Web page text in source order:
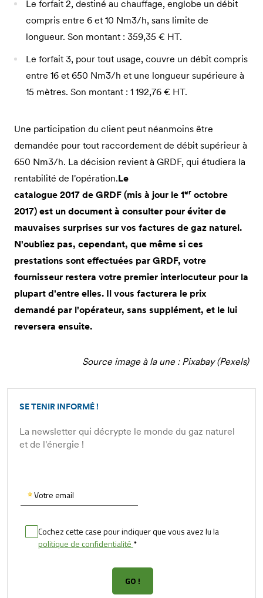
Le forfait 2, destiné au chauffage, englobe un débit
compris entre 6 et 10 Nm3/h, sans limite de
longueur. Son montant : 359,35 € HT.
Le forfait 3, pour tout usage, couvre un débit compris
entre 16 et 650 Nm3/h et une longueur supérieure à
15 mètres. Son montant : 1 192,76 € HT.
Une participation du client peut néanmoins être
demandée pour tout raccordement de débit supérieur à
650 Nm3/h. La décision revient à GRDF, qui étudiera la
rentabilité de l'opération.Le
catalogue 2017 de GRDF (mis à jour le 1er octobre
2017) est un document à consulter pour éviter de
mauvaises surprises sur vos factures de gaz naturel.
N'oubliez pas, cependant, que même si ces
prestations sont effectuées par GRDF, votre
fournisseur restera votre premier interlocuteur pour la
plupart d'entre elles. Il vous facturera le prix
demandé par l'opérateur, sans supplément, et le lui
reversera ensuite.
Source image à la une : Pixabay (Pexels)
SE TENIR INFORMÉ !
La newsletter qui décrypte le monde du gaz naturel
et de l'énergie !